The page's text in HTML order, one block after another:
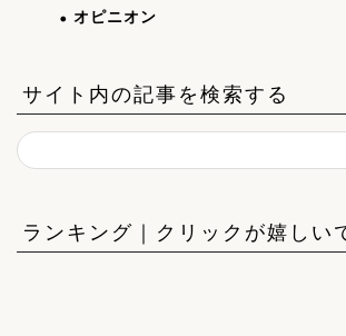
オピニオン
サイト内の記事を検索する
ランキング｜クリックが嬉しい